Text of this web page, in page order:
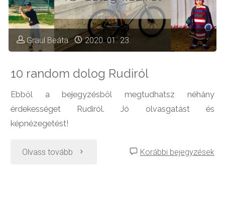
Graul Beáta 2020. 01. 23.
10 random dolog Rudiról
Ebből a bejegyzésből megtudhatsz néhány
érdekességet Rudiról. Jó olvasgatást és
képnézegetést!
Olvass tovább "10 Korábbi bejegyzések